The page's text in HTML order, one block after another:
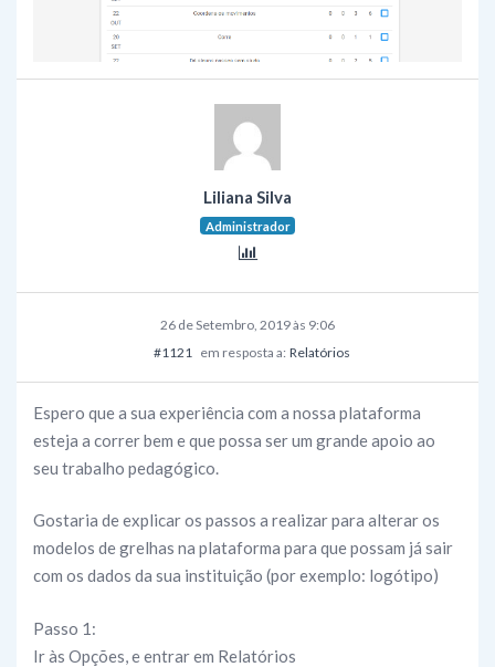
Liliana Silva
Administrador
26 de Setembro, 2019 às 9:06
#1121
em resposta a: Relatórios
Espero que a sua experiência com a nossa plataforma
esteja a correr bem e que possa ser um grande apoio ao
seu trabalho pedagógico.
Gostaria de explicar os passos a realizar para alterar os
modelos de grelhas na plataforma para que possam já sair
com os dados da sua instituição (por exemplo: logótipo)
Passo 1:
Ir às Opções, e entrar em Relatórios